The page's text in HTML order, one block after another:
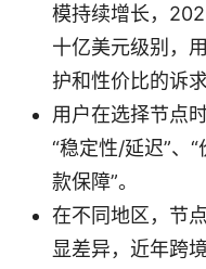
模持续增长，
十亿美元级别，
护和性价比的诉求
用户在选择节点
“稳定性/延迟”、
款保障”。
在不同地区，节
显差异，近年跨